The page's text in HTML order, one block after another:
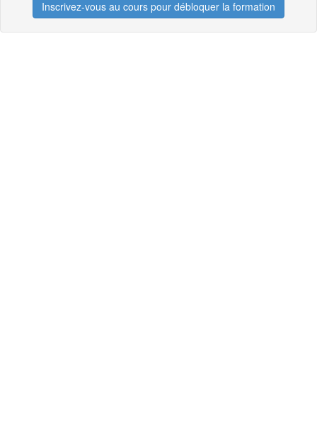
Inscrivez-vous au cours pour débloquer la formation